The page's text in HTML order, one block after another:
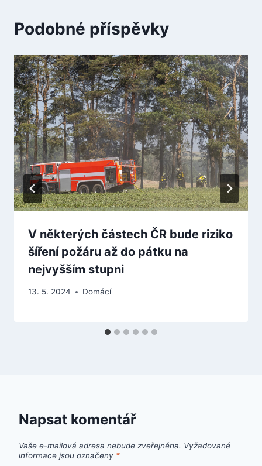
Podobné příspěvky
V některých částech ČR bude riziko
šíření požáru až do pátku na
nejvyšším stupni
13. 5. 2024 Domácí
Napsat komentář
Vaše e-mailová adresa nebude zveřejněna. Vyžadované
informace jsou označeny *